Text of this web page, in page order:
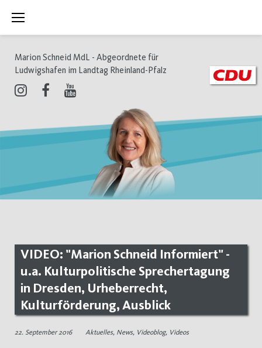
Inhalt
Marion Schneid MdL - Abgeordnete für
Ludwigshafen im Landtag Rheinland-Pfalz
VIDEO: "Marion Schneid Informiert" -
u.a. Kulturpolitische Sprechertagung
in Dresden, Urheberrecht,
Kulturförderung, Ausblick
22. September 2016 Aktuelles, News, Videoblog, Videos